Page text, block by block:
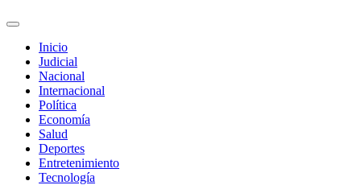
Inicio
Judicial
Nacional
Internacional
Política
Economía
Salud
Deportes
Entretenimiento
Tecnología